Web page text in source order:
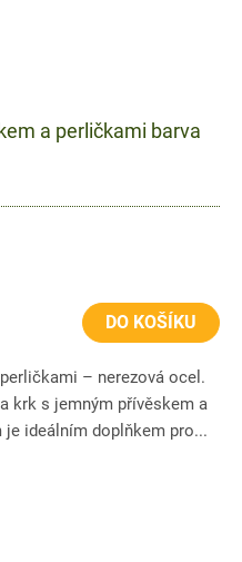
DO KOŠÍKU
– nerezová ocel.
krk s jemným přívěskem a
ideálním doplňkem pro...